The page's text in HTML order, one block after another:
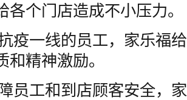
各个门店造成不小压力。
疫一线的员工，家乐福
和精神激励。
员工和到店顾客安全，